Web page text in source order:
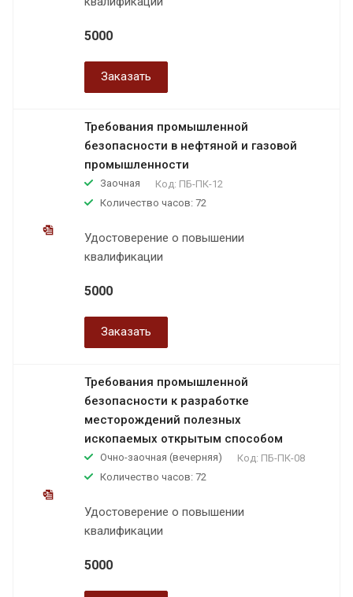
5000
Заказать
Требования промышленной
безопасности в нефтяной и газовой
промышленности
Заочная Код: ПБ-ПК-12
Количество часов: 72
Удостоверение о повышении
квалификации
5000
Заказать
Требования промышленной
безопасности к разработке
месторождений полезных
ископаемых открытым способом
Очно-заочная (вечерняя) Код: ПБ-ПК-08
Количество часов: 72
Удостоверение о повышении
квалификации
5000